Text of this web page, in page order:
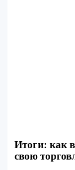
Итоги: как
свою